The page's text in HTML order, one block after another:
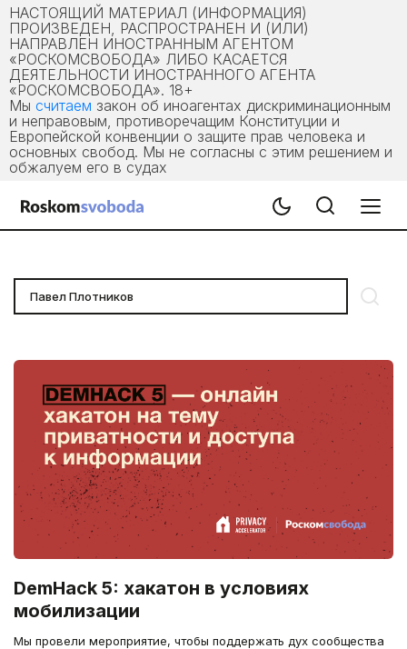
НАСТОЯЩИЙ МАТЕРИАЛ (ИНФОРМАЦИЯ)
ПРОИЗВЕДЕН, РАСПРОСТРАНЕН И (ИЛИ)
НАПРАВЛЕН ИНОСТРАННЫМ АГЕНТОМ
«РОСКОМСВОБОДА» ЛИБО КАСАЕТСЯ
ДЕЯТЕЛЬНОСТИ ИНОСТРАННОГО АГЕНТА
«РОСКОМСВОБОДА». 18+
Мы считаем закон об иноагентах дискриминационным
и неправовым, противоречащим Конституции и
Европейской конвенции о защите прав человека и
основных свобод. Мы не согласны с этим решением и
обжалуем его в судах
DemHack 5: хакатон в условиях
мобилизации
Мы провели мероприятие, чтобы поддержать дух сообщества